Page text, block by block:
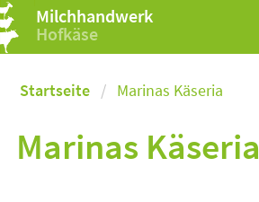
Milchhandwerk
Hofkäse
Startseite Marinas Käseria
Marinas Käseria